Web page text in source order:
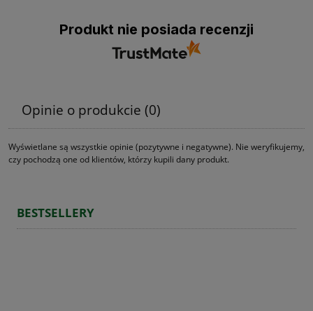
Produkt nie posiada recenzji
Opinie o produkcie (0)
Wyświetlane są wszystkie opinie (pozytywne i negatywne). Nie weryfikujemy,
czy pochodzą one od klientów, którzy kupili dany produkt.
BESTSELLERY